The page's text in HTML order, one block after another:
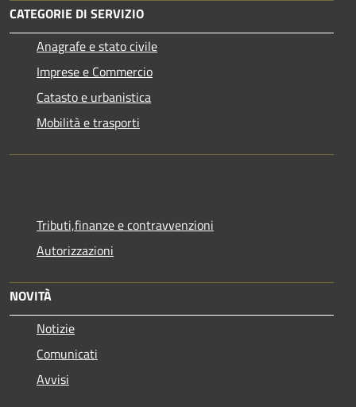
CATEGORIE DI SERVIZIO
Anagrafe e stato civile
Imprese e Commercio
Catasto e urbanistica
Mobilità e trasporti
Tributi,finanze e contravvenzioni
Autorizzazioni
NOVITÀ
Notizie
Comunicati
Avvisi